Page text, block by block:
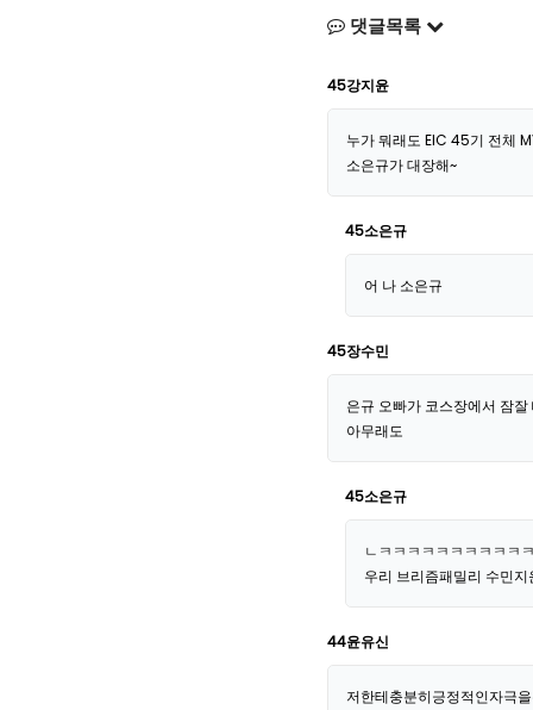
댓글목록
45강지윤
누가 뭐래도 EIC 45기 전체
소은규가 대장해~
45소은규
어 나 소은규
45장수민
은규 오빠가 코스장에서 잠
아무래도
45소은규
ㄴㅋㅋㅋㅋㅋㅋㅋㅋㅋㅋ
우리 브리즘패밀리 수민
44윤유신
저한테충분히긍정적인자극